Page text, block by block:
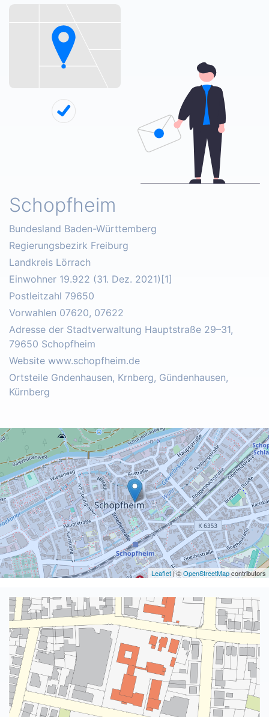
Schopfheim
Bundesland Baden-Württemberg
Regierungsbezirk Freiburg
Landkreis Lörrach
Einwohner 19.922 (31. Dez. 2021)[1]
Postleitzahl 79650
Vorwahlen 07620, 07622
Adresse der Stadtverwaltung Hauptstraße 29–31,
79650 Schopfheim
Website www.schopfheim.de
Ortsteile Gndenhausen, Krnberg, Gündenhausen,
Kürnberg
Leaflet| ©OpenStreetMapcontributors